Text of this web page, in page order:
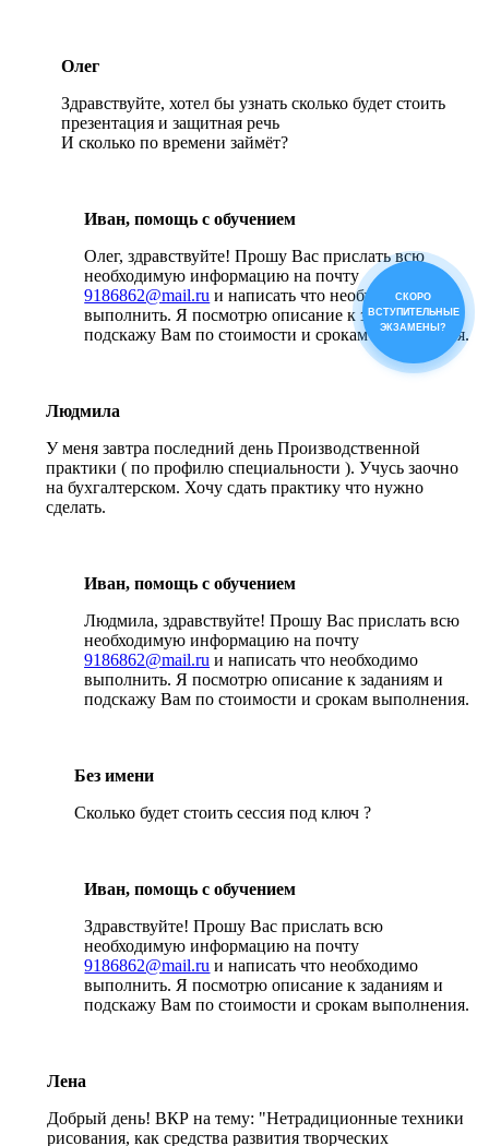
Олег
Здравствуйте, хотел бы узнать сколько будет стоить
презентация и защитная речь
И сколько по времени займёт?
Иван, помощь с обучением
Олег, здравствуйте! Прошу Вас прислать всю
необходимую информацию на почту
9186862@mail.ru и написать что необходимо
выполнить. Я посмотрю описание к заданиям и
подскажу Вам по стоимости и срокам выполнения.
Людмила
У меня завтра последний день Производственной
практики ( по профилю специальности ). Учусь заочно
на бухгалтерском. Хочу сдать практику что нужно
сделать.
Иван, помощь с обучением
Людмила, здравствуйте! Прошу Вас прислать всю
необходимую информацию на почту
9186862@mail.ru и написать что необходимо
выполнить. Я посмотрю описание к заданиям и
подскажу Вам по стоимости и срокам выполнения.
Без имени
Сколько будет стоить сессия под ключ ?
Иван, помощь с обучением
Здравствуйте! Прошу Вас прислать всю
необходимую информацию на почту
9186862@mail.ru и написать что необходимо
выполнить. Я посмотрю описание к заданиям и
подскажу Вам по стоимости и срокам выполнения.
Лена
Добрый день! ВКР на тему: "Нетрадиционные техники
рисования, как средства развития творческих
СКОРО
ВСТУПИТЕЛЬНЫЕ
ЭКЗАМЕНЫ?